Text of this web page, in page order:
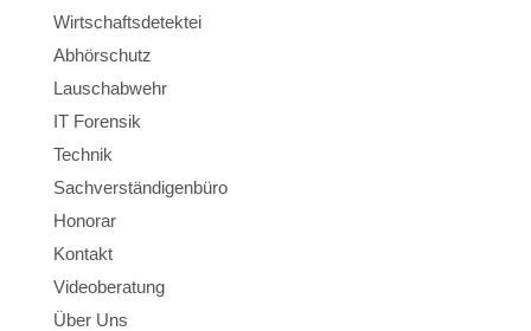
Wirtschaftsdetektei
Abhörschutz
Lauschabwehr
IT Forensik
Technik
Sachverständigenbüro
Honorar
Kontakt
Videoberatung
Über Uns